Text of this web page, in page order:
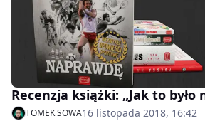
Recenzja książki: „Jak to było
TOMEK SOWA16 listopada 2018, 16:42